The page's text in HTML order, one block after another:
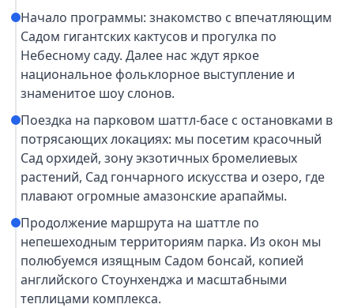
Начало программы: знакомство с впечатляющим
Садом гигантских кактусов и прогулка по
Небесному саду. Далее нас ждут яркое
национальное фольклорное выступление и
знаменитое шоу слонов.
Поездка на парковом шаттл-басе с остановками в
потрясающих локациях: мы посетим красочный
Сад орхидей, зону экзотичных бромелиевых
растений, Сад гончарного искусства и озеро, где
плавают огромные амазонские арапаймы.
Продолжение маршрута на шаттле по
непешеходным территориям парка. Из окон мы
полюбуемся изящным Садом бонсай, копией
английского Стоунхенджа и масштабными
теплицами комплекса.